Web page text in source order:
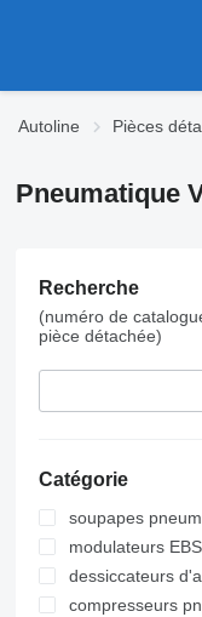
Autoline Pièces
Pneumatique
Recherche
(numéro de
pièce détachée)
Catégorie
soupapes
modulateurs EBS
dessiccateurs
compresseurs